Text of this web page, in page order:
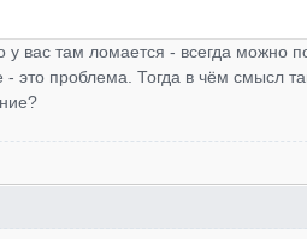
у вас там ломается - всегда можно
- это проблема. Тогда в чём смысл